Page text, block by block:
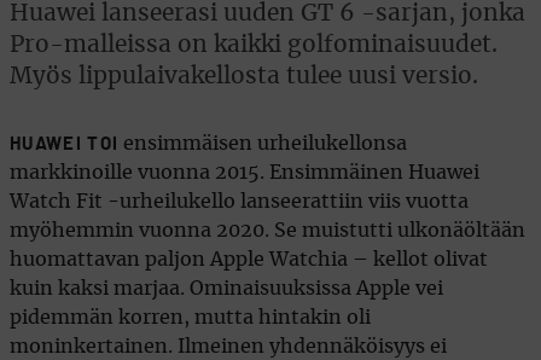
Huawei lanseerasi uuden GT 6 -sarjan, jonka
Pro-malleissa on kaikki golfominaisuudet.
Myös lippulaivakellosta tulee uusi versio.
HUAWEI TOI
ensimmäisen urheilukellonsa
markkinoille vuonna 2015. Ensimmäinen Huawei
Watch Fit -urheilukello lanseerattiin viis vuotta
myöhemmin vuonna 2020. Se muistutti ulkonäöltään
huomattavan paljon Apple Watchia – kellot olivat
kuin kaksi marjaa. Ominaisuuksissa Apple vei
pidemmän korren, mutta hintakin oli
moninkertainen. Ilmeinen yhdennäköisyys ei